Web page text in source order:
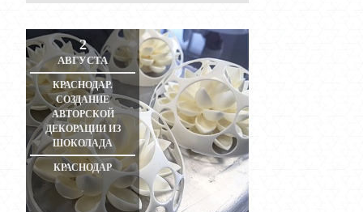
2
АВГУСТА
КРАСНОДАР.
СОЗДАНИЕ
АВТОРСКОЙ
ДЕКОРАЦИИ ИЗ
ШОКОЛАДА
КРАСНОДАР